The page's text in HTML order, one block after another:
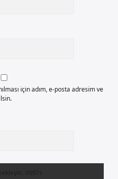
için adım, e-posta adresim ve